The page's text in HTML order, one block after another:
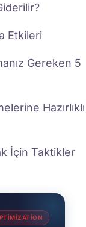
Etkileri
Gereken 5
Hazırlıklı
İçin Taktikler